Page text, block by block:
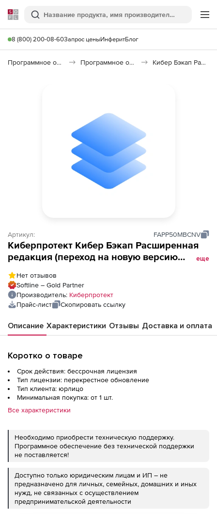
Softline
Поиск
8 (800) 200-08-60Запрос ценыИнферитБлог
Программное обеспечение для работы с файлами и дисками Программное обеспечение для резервного копирования Кибер Бэкап Расширенная редакция
Артикул: FAPP50MBCNV
Киберпротект Кибер Бэкап Расширенная
редакция (переход на новую версию
для почтового ящика (50 почтовых
ящиков), ФСТЭК
еще
Нет отзывов
Softline – Gold Partner
Производитель: Киберпротект
Прайс-лист
Скопировать ссылку
Описание Характеристики Отзывы Доставка и оплата
Коротко о товаре
Срок действия: бессрочная лицензия
Тип лицензии: перекрестное обновление
Тип клиента: юрлицо
Минимальная покупка: от 1 шт.
Все характеристики
Необходимо приобрести техническую поддержку.
Программное обеспечение без технической поддержки
не поставляется!
Доступно только юридическим лицам и ИП – не
предназначено для личных, семейных, домашних и иных
нужд, не связанных с осуществлением
предпринимательской деятельности